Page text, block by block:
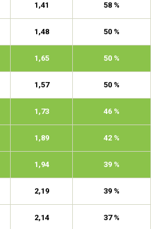
1,41 58 %
1,48 50 %
1,65 50 %
1,57 50 %
1,73 46 %
1,89 42 %
1,94 39 %
2,19 39 %
2,14 37 %